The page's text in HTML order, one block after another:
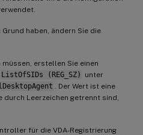
haben, ändern Sie die
müssen, erstellen Sie einen
ListOfSIDs (REG_SZ)
unter
. Der Wert ist eine
Leerzeichen getrennt sind,
für die VDA-Registrierung